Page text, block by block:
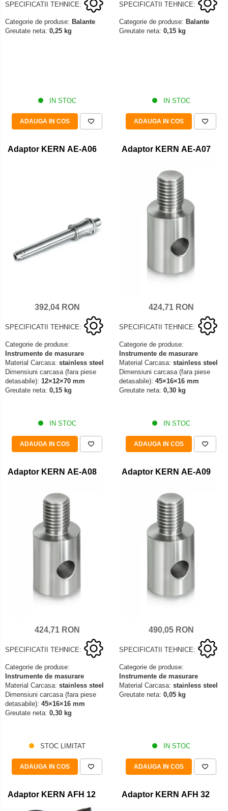
SPECIFICATII TEHNICE:
Categorie de produse: Balante
Greutate neta: 0,25 kg
IN STOC
ADAUGA IN COS
SPECIFICATII TEHNICE:
Categorie de produse: Balante
Greutate neta: 0,15 kg
IN STOC
ADAUGA IN COS
Adaptor KERN AE-A06
392,04 RON
SPECIFICATII TEHNICE:
Categorie de produse:
Instrumente de masurare
Material Carcasa: stainless steel
Dimensiuni carcasa (fara piese
detasabile): 12×12×70 mm
Greutate neta: 0,15 kg
IN STOC
ADAUGA IN COS
Adaptor KERN AE-A07
424,71 RON
SPECIFICATII TEHNICE:
Categorie de produse:
Instrumente de masurare
Material Carcasa: stainless steel
Dimensiuni carcasa (fara piese
detasabile): 45×16×16 mm
Greutate neta: 0,30 kg
IN STOC
ADAUGA IN COS
Adaptor KERN AE-A08
424,71 RON
SPECIFICATII TEHNICE:
Categorie de produse:
Instrumente de masurare
Material Carcasa: stainless steel
Dimensiuni carcasa (fara piese
detasabile): 45×16×16 mm
Greutate neta: 0,30 kg
STOC LIMITAT
ADAUGA IN COS
Adaptor KERN AE-A09
490,05 RON
SPECIFICATII TEHNICE:
Categorie de produse:
Instrumente de masurare
Material Carcasa: stainless steel
Greutate neta: 0,05 kg
IN STOC
ADAUGA IN COS
Adaptor KERN AFH 12 Adaptor KERN AFH 32